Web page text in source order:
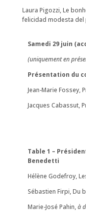
Laura Pigozzi, Le
felicidad modesta del
Samedi 29 juin
(uniquement en
Présentation du
Jean-Marie Fossey,
Jacques Cabassut,
Table 1 –
Benedetti
Hélène Godefroy,
Sébastien Firpi, Du
Marie-José Pahin,à